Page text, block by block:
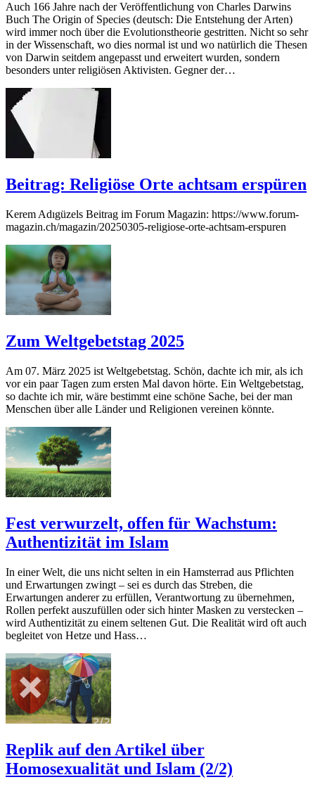
Auch 166 Jahre nach der Veröffentlichung von Charles Darwins
Buch The Origin of Species (deutsch: Die Entstehung der Arten)
wird immer noch über die Evolutionstheorie gestritten. Nicht so sehr
in der Wissenschaft, wo dies normal ist und wo natürlich die Thesen
von Darwin seitdem angepasst und erweitert wurden, sondern
besonders unter religiösen Aktivisten. Gegner der…
Beitrag: Religiöse Orte achtsam erspüren
Kerem Adıgüzels Beitrag im Forum Magazin: https://www.forum-
magazin.ch/magazin/20250305-religiose-orte-achtsam-erspuren
Zum Weltgebetstag 2025
Am 07. März 2025 ist Weltgebetstag. Schön, dachte ich mir, als ich
vor ein paar Tagen zum ersten Mal davon hörte. Ein Weltgebetstag,
so dachte ich mir, wäre bestimmt eine schöne Sache, bei der man
Menschen über alle Länder und Religionen vereinen könnte.
Fest verwurzelt, offen für Wachstum:
Authentizität im Islam
In einer Welt, die uns nicht selten in ein Hamsterrad aus Pflichten
und Erwartungen zwingt – sei es durch das Streben, die
Erwartungen anderer zu erfüllen, Verantwortung zu übernehmen,
Rollen perfekt auszufüllen oder sich hinter Masken zu verstecken –
wird Authentizität zu einem seltenen Gut. Die Realität wird oft auch
begleitet von Hetze und Hass…
Replik auf den Artikel über
Homosexualität und Islam (2/2)